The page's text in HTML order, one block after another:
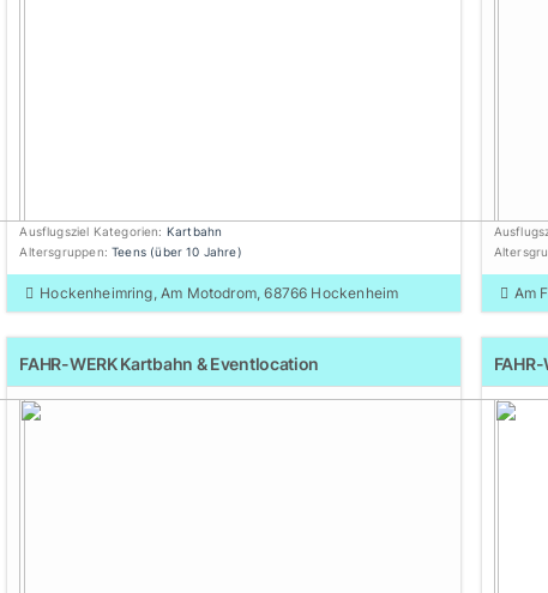
Ausflugsziel Kategorien: Kartbahn
Altersgruppen:Teens (über 10 Jahre)
Hockenheimring, Am Motodrom, 68766 Hockenheim Am
FAHR-WERK Kartbahn & Eventlocation